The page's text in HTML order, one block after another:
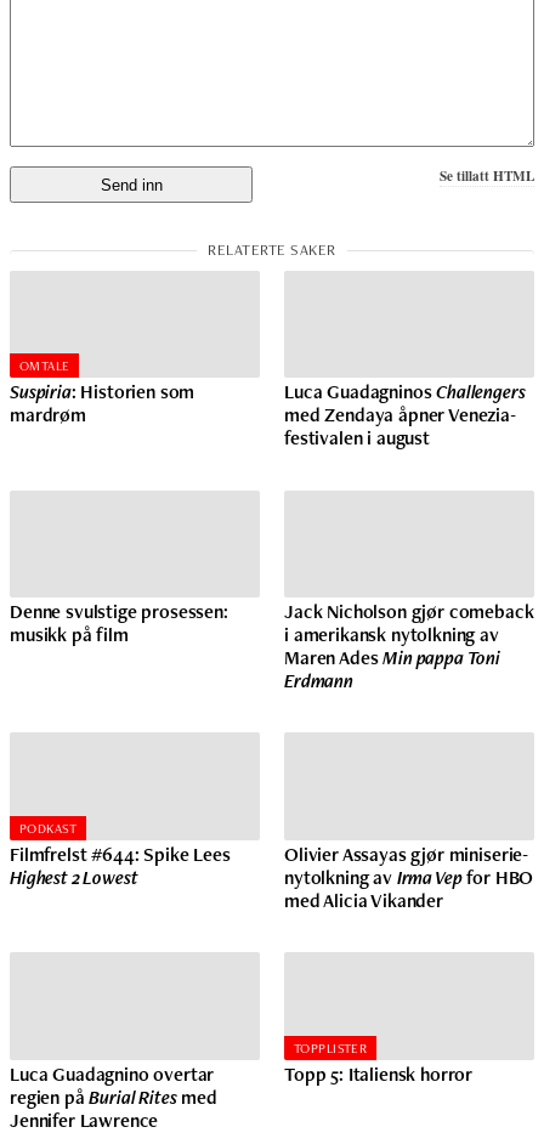
Se tillatt HTML
OMTALE
Suspiria: Historien som
mardrøm
Luca GuadagninosChallengers
med Zendaya åpner Venezia-
festivalen i august
Denne svulstige prosessen:
musikk på film
Jack Nicholson gjør comeback
i amerikansk nytolkning av
Maren AdesMin pappa Toni
Erdmann
PODKAST
Filmfrelst #644: Spike Lees
Highest 2 Lowest
Olivier Assayas gjør miniserie-
nytolkning avIrma Vepfor HBO
med Alicia Vikander
Luca Guadagnino overtar
regien påBurial Ritesmed
Jennifer Lawrence
TOPPLISTER
Topp 5: Italiensk horror